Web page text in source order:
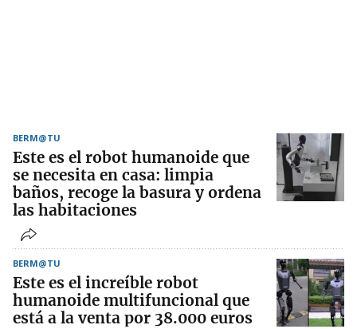
BERM@TU
Este es el robot humanoide que
se necesita en casa: limpia
baños, recoge la basura y ordena
las habitaciones
BERM@TU
Este es el increíble robot
humanoide multifuncional que
está a la venta por 38.000 euros